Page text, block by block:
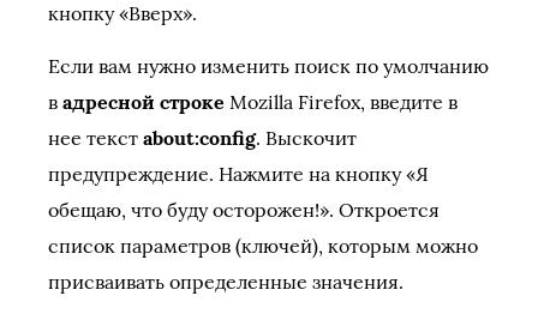
кнопку «Вверх».
Если вам нужно изменить поиск по умолчанию
в адресной строке Mozilla Firefox, введите в
нее текст about:config. Выскочит
предупреждение. Нажмите на кнопку «Я
обещаю, что буду осторожен!». Откроется
список параметров (ключей), которым можно
присваивать определенные значения.